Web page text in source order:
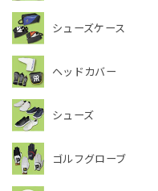
シューズケース
ヘッドカバー
シューズ
ゴルフグローブ